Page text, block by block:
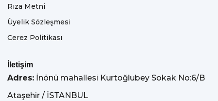
Rıza Metni
Üyelik Sözleşmesi
Cerez Politikası
İletişim
Adres: İnönü mahallesi Kurtoğlubey Sokak No:6/B
Ataşehir / İSTANBUL